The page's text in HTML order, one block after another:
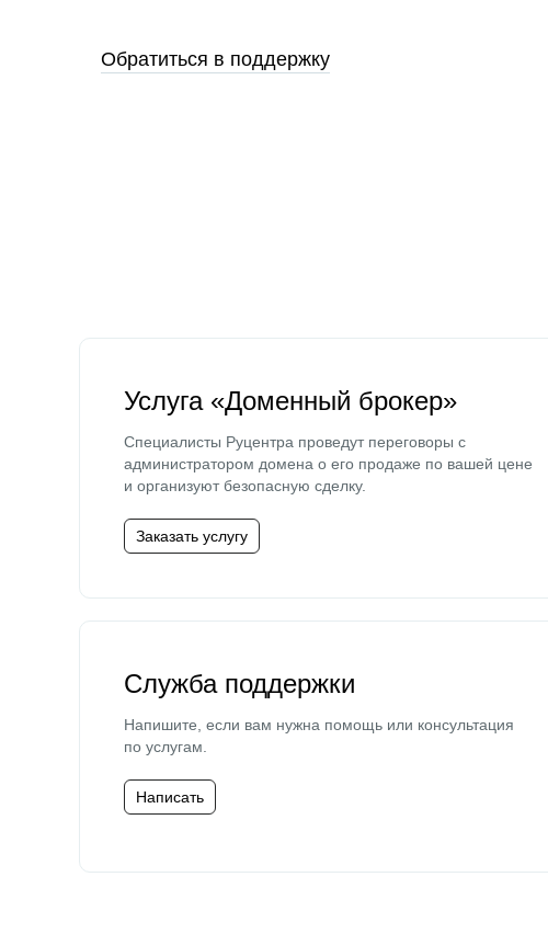
Обратиться в поддержку
Услуга «Доменный брокер»
Специалисты Руцентра проведут переговоры с
администратором домена о его продаже по вашей цене
и организуют безопасную сделку.
Заказать услугу
Служба поддержки
Напишите, если вам нужна помощь или консультация
по услугам.
Написать